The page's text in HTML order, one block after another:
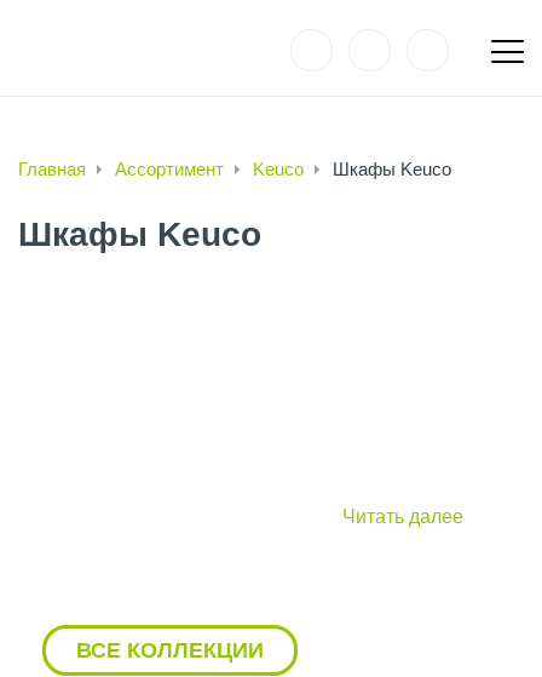
Главная Ассортимент Keuco Шкафы Keuco
Шкафы Keuco
Читать далее
ВСЕ КОЛЛЕКЦИИ